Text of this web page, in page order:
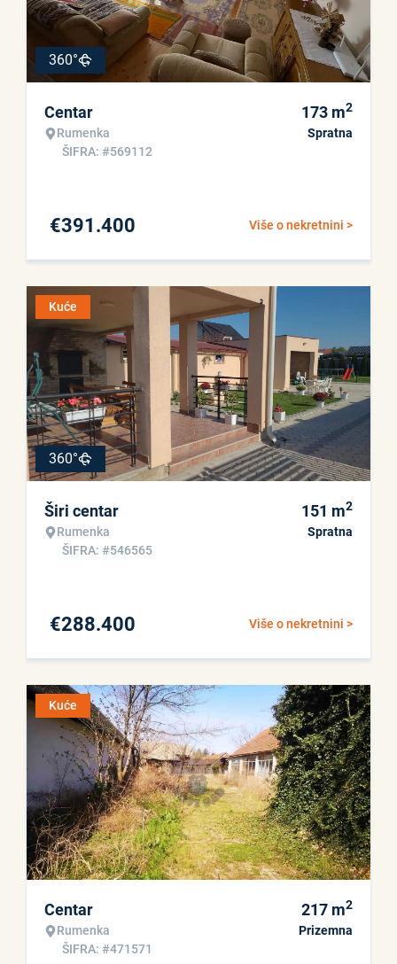
360°
Centar
Rumenka
ŠIFRA: #569112
173 m2
Spratna
Više o nekretnini >
€391.400
Kuće
360°
Širi centar
Rumenka
ŠIFRA: #546565
151 m2
Spratna
Više o nekretnini >
€288.400
Kuće
Centar
Rumenka
ŠIFRA: #471571
217 m2
Prizemna